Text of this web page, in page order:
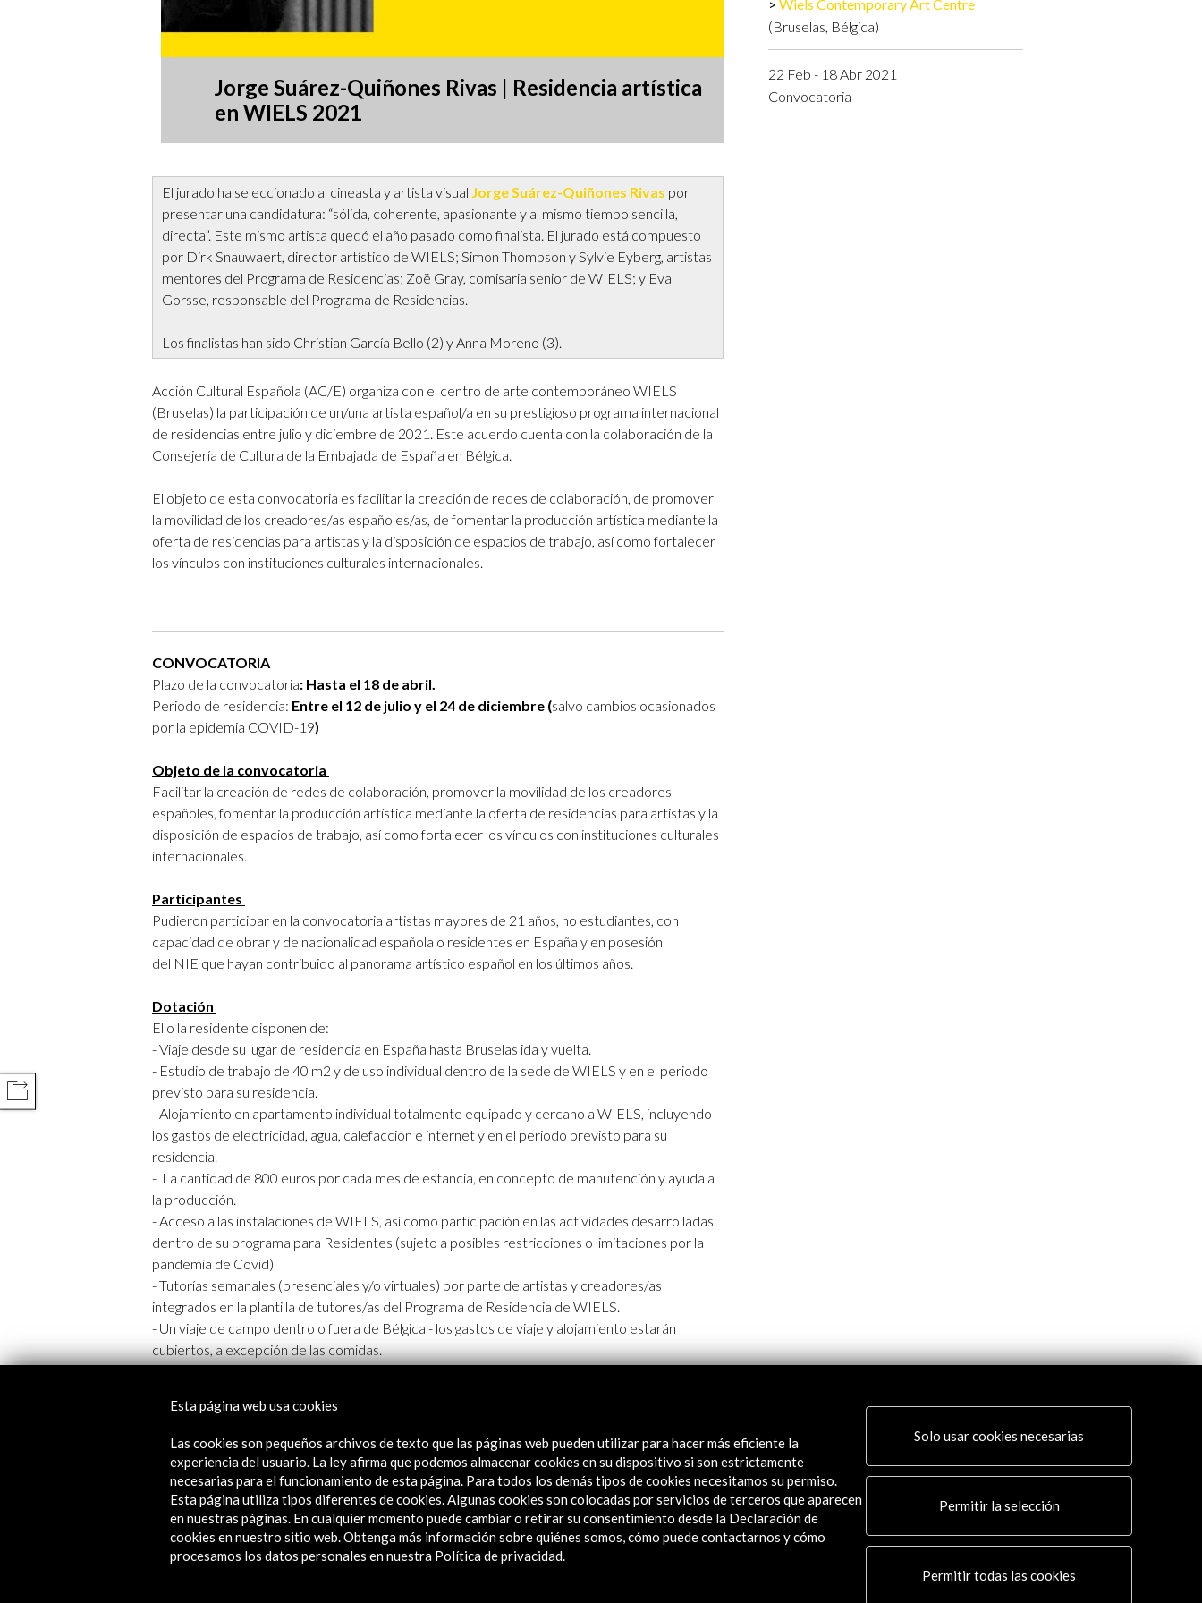
Contacto
Jorge Suárez-Quiñones Rivas | Residencia artística
en WIELS 2021
El jurado ha seleccionado al cineasta y artista visual Jorge Suárez-Quiñones Rivas por
presentar una candidatura: “sólida, coherente, apasionante y al mismo tiempo sencilla,
directa”. Este mismo artista quedó el año pasado como finalista. El jurado está compuesto
por Dirk Snauwaert, director artístico de WIELS; Simon Thompson y Sylvie Eyberg, artistas
mentores del Programa de Residencias; Zoë Gray, comisaria senior de WIELS; y Eva
Gorsse, responsable del Programa de Residencias.
Los finalistas han sido Christian García Bello (2) y Anna Moreno (3).
Acción Cultural Española (AC/E) organiza con el centro de arte contemporáneo WIELS
(Bruselas) la participación de un/una artista español/a en su prestigioso programa internacional
de residencias entre julio y diciembre de 2021. Este acuerdo cuenta con la colaboración de la
Consejería de Cultura de la Embajada de España en Bélgica.
El objeto de esta convocatoria es facilitar la creación de redes de colaboración, de promover
la movilidad de los creadores/as españoles/as, de fomentar la producción artística mediante la
oferta de residencias para artistas y la disposición de espacios de trabajo, así como fortalecer
los vínculos con instituciones culturales internacionales.
CONVOCATORIA
Plazo de la convocatoria: Hasta el 18 de abril.
Periodo de residencia: Entre el 12 de julio y el 24 de diciembre (salvo cambios ocasionados
por la epidemia COVID-19)
Objeto de la convocatoria
Facilitar la creación de redes de colaboración, promover la movilidad de los creadores
españoles, fomentar la producción artística mediante la oferta de residencias para artistas y la
disposición de espacios de trabajo, así como fortalecer los vínculos con instituciones culturales
internacionales.
Participantes
Pudieron participar en la convocatoria artistas mayores de 21 años, no estudiantes, con
capacidad de obrar y de nacionalidad española o residentes en España y en posesión
del NIE que hayan contribuido al panorama artístico español en los últimos años.
Dotación
El o la residente disponen de:
- Viaje desde su lugar de residencia en España hasta Bruselas ida y vuelta.
- Estudio de trabajo de 40 m2 y de uso individual dentro de la sede de WIELS y en el periodo
previsto para su residencia.
- Alojamiento en apartamento individual totalmente equipado y cercano a WIELS, incluyendo
los gastos de electricidad, agua, calefacción e internet y en el periodo previsto para su
residencia.
- La cantidad de 800 euros por cada mes de estancia, en concepto de manutención y ayuda a
la producción.
- Acceso a las instalaciones de WIELS, así como participación en las actividades desarrolladas
dentro de su programa para Residentes (sujeto a posibles restricciones o limitaciones por la
pandemia de Covid)
- Tutorías semanales (presenciales y/o virtuales) por parte de artistas y creadores/as
integrados en la plantilla de tutores/as del Programa de Residencia de WIELS.
- Un viaje de campo dentro o fuera de Bélgica - los gastos de viaje y alojamiento estarán
cubiertos, a excepción de las comidas.
- Una presentación / conferencia pública durante la residencia (virtual o presencial, cuyo
- Visitas al estudio de comisarios/as, artistas o críticos/as invitados/as por WIELS.
- Inclusión de su proyecto dentro del archivo web de artistas residentes de WIELS.
Documentación requerida y plazo de solicitud
Ver Bases convocatoria (PDF) >
Ver ficha de solicitud (PDF)>
Wiels Contemporary Art Centre
(Bruselas, Bélgica)
22 Feb - 18 Abr 2021
Convocatoria
Esta página web usa cookies
Las cookies son pequeños archivos de texto que las páginas web pueden utilizar para hacer más eficiente la
experiencia del usuario. La ley afirma que podemos almacenar cookies en su dispositivo si son estrictamente
necesarias para el funcionamiento de esta página. Para todos los demás tipos de cookies necesitamos su permiso.
Esta página utiliza tipos diferentes de cookies. Algunas cookies son colocadas por servicios de terceros que aparecen
en nuestras páginas. En cualquier momento puede cambiar o retirar su consentimiento desde la Declaración de
cookies en nuestro sitio web. Obtenga más información sobre quiénes somos, cómo puede contactarnos y cómo
procesamos los datos personales en nuestra Política de privacidad.
Solo usar cookies necesarias
Permitir la selección
Permitir todas las cookies